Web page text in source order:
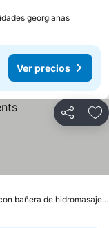
georgianasVer
Ver precios
Compartir
Apartamentos con bañera de hidromasaje y chimenea